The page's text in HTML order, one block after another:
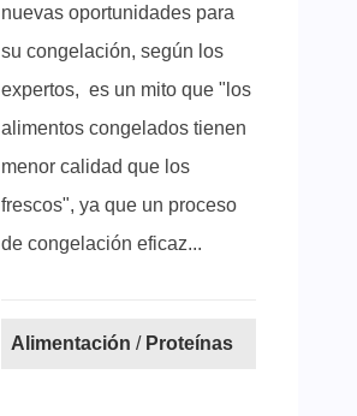
nuevas oportunidades para
su congelación, según los
expertos, es un mito que "los
alimentos congelados tienen
menor calidad que los
frescos", ya que un proceso
de congelación eficaz...
Alimentación / Proteínas